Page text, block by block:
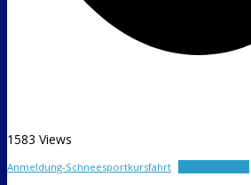
1583 Views
Anmeldung-Schneesportkursfahrt